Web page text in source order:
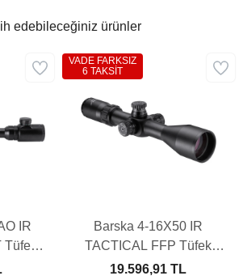
edebileceğiniz ürünler
IR
Tüfek
Barska 4-16X50 IR
TACTICAL FFP Tüfek
Dürbünü
19.596,91 TL
VADE FARKSIZ
6 TAKSİT